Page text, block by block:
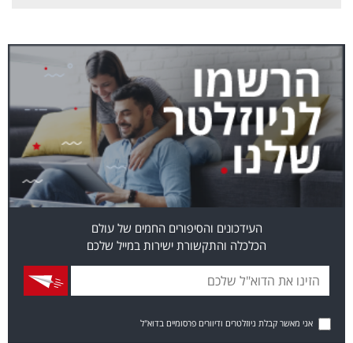
העידכונים והסיפורים החמים של עולם
הכלכלה והתקשורת ישירות במייל שלכם
אני מאשר קבלת ניוזלטרים ודיוורים פרסומיים בדוא"ל